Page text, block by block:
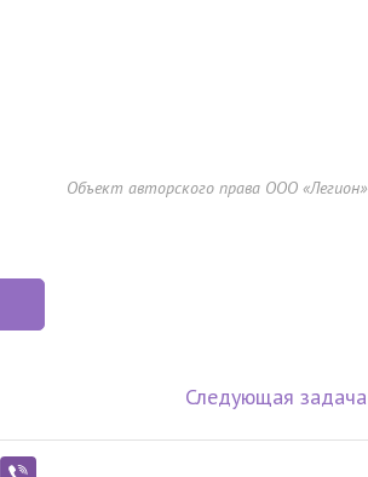
Объект авторского права ООО «Легион»
Следующая задача